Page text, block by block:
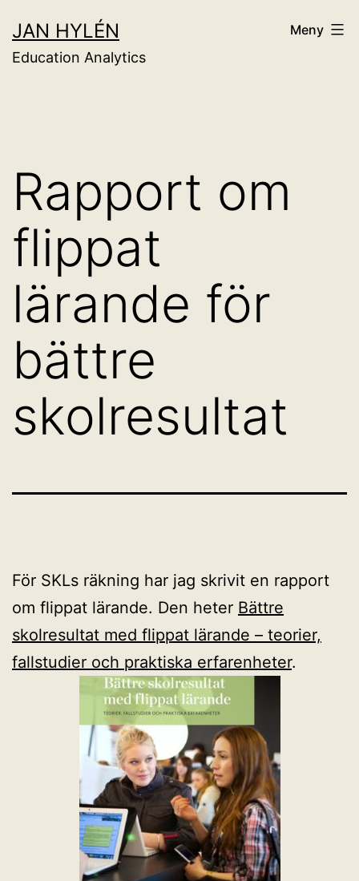
till
innehåll
JAN HYLÉN
Education Analytics
Meny
Rapport om
flippat
lärande för
bättre
skolresultat
För SKLs räkning har jag skrivit en rapport
om flippat lärande. Den heter Bättre
skolresultat med flippat lärande – teorier,
fallstudier och praktiska erfarenheter.